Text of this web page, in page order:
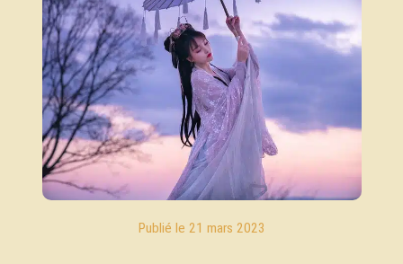
21 mars 2023